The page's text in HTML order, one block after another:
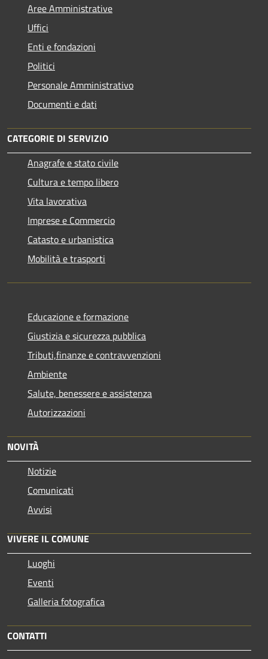
Aree Amministrative
Uffici
Enti e fondazioni
Politici
Personale Amministrativo
Documenti e dati
CATEGORIE DI SERVIZIO
Anagrafe e stato civile
Cultura e tempo libero
Vita lavorativa
Imprese e Commercio
Catasto e urbanistica
Mobilità e trasporti
Educazione e formazione
Giustizia e sicurezza pubblica
Tributi,finanze e contravvenzioni
Ambiente
Salute, benessere e assistenza
Autorizzazioni
NOVITÀ
Notizie
Comunicati
Avvisi
VIVERE IL COMUNE
Luoghi
Eventi
Galleria fotografica
CONTATTI